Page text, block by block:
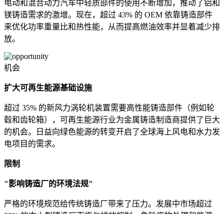
电动和混合动力汽车中轻质部件的使用不断增加，推动了铝和
镁铸造需求的激增。现在，超过 43% 的 OEM 依靠铸造部件
来优化功率重量比和热性能，从而提高燃油效率并显着减少排
放。
机会
扩大可再生能源基础设施
超过 35% 的新风力涡轮机装置需要高性能铸造部件（例如轮
毂和齿轮箱），可再生能源行业为金属铸造制造商提供了巨大
的机会。日益向绿色能源的转变开启了全球海上风电和水力发
电项目的需求。
限制
"影响铸造厂的环境法规"
严格的环境规范给传统铸造厂带来了压力。发展中市场超过